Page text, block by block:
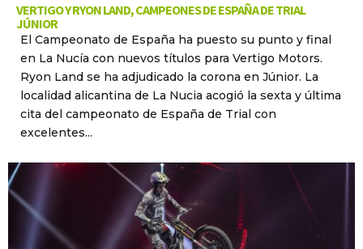
VERTIGO Y RYON LAND, CAMPEONES DE ESPAÑA DE TRIAL
JÚNIOR
El Campeonato de España ha puesto su punto y final
en La Nucía con nuevos títulos para Vertigo Motors.
Ryon Land se ha adjudicado la corona en Júnior. La
localidad alicantina de La Nucia acogió la sexta y última
cita del campeonato de España de Trial con
excelentes...